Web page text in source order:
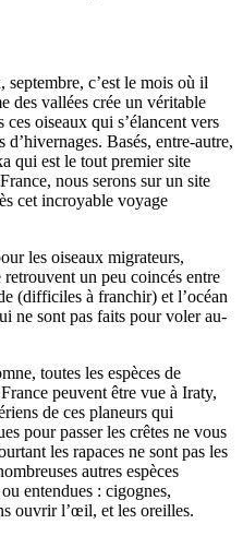
septembre, c’est le mois où il
des vallées crée un véritable
oiseaux qui s’élancent vers
Basés, entre-autre,
qui est le tout premier site
nous serons sur un site
cet incroyable voyage
les oiseaux migrateurs,
retrouvent un peu coincés entre
(difficiles à franchir) et l’océan
ne sont pas faits pour voler au-
toutes les espèces de
peuvent être vue à Iraty,
de ces planeurs qui
pour passer les crêtes ne vous
les rapaces ne sont pas les
autres espèces
entendues : cigognes,
ouvrir l’œil, et les oreilles.